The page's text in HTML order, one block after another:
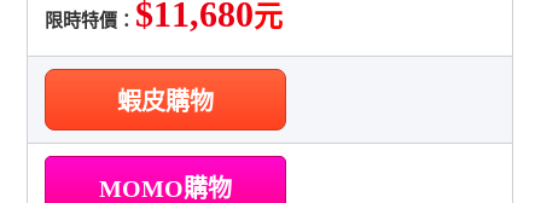
限時特價： $11,680元
蝦皮購物
MOMO購物